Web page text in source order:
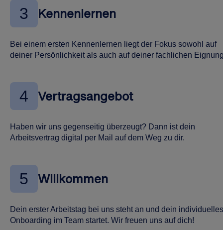
3 Kennenlernen
Bei einem ersten Kennenlernen liegt der Fokus sowohl auf
deiner Persönlichkeit als auch auf deiner fachlichen
4 Vertragsangebot
Haben wir uns gegenseitig überzeugt? Dann ist dein
Arbeitsvertrag digital per Mail auf dem Weg zu dir.
5 Willkommen
Dein erster Arbeitstag bei uns steht an und dein individuelles
Onboarding im Team startet. Wir freuen uns auf dich!